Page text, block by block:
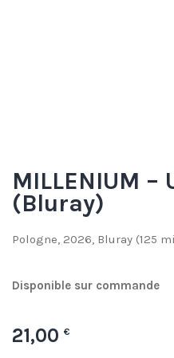
MILLENIUM
(Bluray)
Pologne, 2026, Bluray (125
Disponible sur commande
21,00 €